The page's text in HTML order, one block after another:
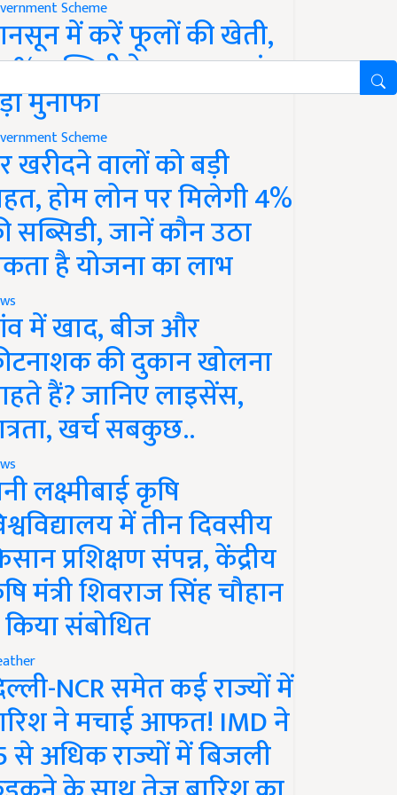
Scheme
में करें फूलों की खेती,
सब्सिडी के साथ कमाएं
मुनाफा
Scheme
खरीदने वालों को बड़ी
होम लोन पर मिलेगी 4%
सब्सिडी, जानें कौन उठा
है योजना का लाभ
में खाद, बीज और
की दुकान खोलना
हैं? जानिए लाइसेंस,
खर्च सबकुछ..
लक्ष्मीबाई कृषि
में तीन दिवसीय
प्रशिक्षण संपन्न, केंद्रीय
मंत्री शिवराज सिंह चौहान
संबोधित
NCR समेत कई राज्यों में
ने मचाई आफत! IMD ने
से अधिक राज्यों में बिजली